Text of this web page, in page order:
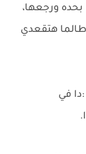
ورجعها،
هتقعدي
في